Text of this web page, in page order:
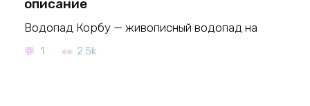
описание
Водопад Корбу — живописный водопад на
1 2.5k.